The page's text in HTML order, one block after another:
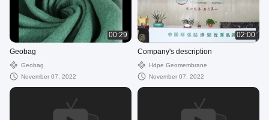
00:29
Geobag
Geobag
November 07, 2022
02:00
Company's description
Hdpe Geomembrane
November 07, 2022